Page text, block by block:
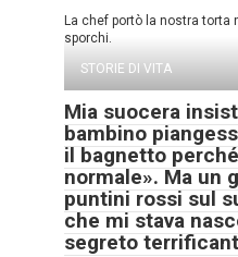
La chef portò la nostra
sporchi.
STORIE DI VITA
Mia suocera
bambino
il bagnetto
normale». Ma un
puntini rossi sul
che mi stava
segreto